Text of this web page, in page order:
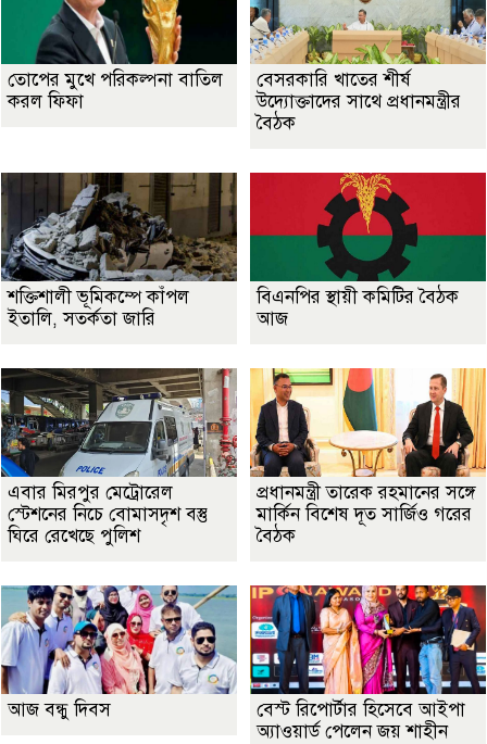
তোপের মুখে পরিকল্পনা বাতিল
করল ফিফা
বেসরকারি খাতের শীর্ষ
উদ্যোক্তাদের সাথে প্রধানমন্ত্রীর
বৈঠক
শক্তিশালী ভূমিকম্পে কাঁপল
ইতালি, সতর্কতা জারি
বিএনপির স্থায়ী কমিটির বৈঠক
আজ
এবার মিরপুর মেট্রোরেল
স্টেশনের নিচে বোমাসদৃশ বস্তু
ঘিরে রেখেছে পুলিশ
প্রধানমন্ত্রী তারেক রহমানের সঙ্গে
মার্কিন বিশেষ দূত সার্জিও গরের
বৈঠক
আজ বন্ধু দিবস
বেস্ট রিপোর্টার হিসেবে আইপা
অ্যাওয়ার্ড পেলেন জয় শাহীন